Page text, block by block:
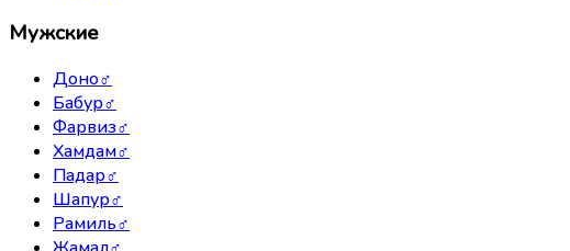
Мужские
Доно♂
Бабур♂
Фарвиз♂
Хамдам♂
Падар♂
Шапур♂
Рамиль♂